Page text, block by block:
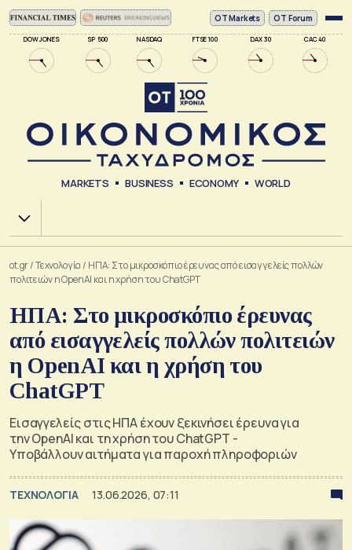
DOW JONES SP 500 NASDAQ FTSE 100 DAX 30 CAC 40
ΟΤ Markets OT Forum
MARKETS BUSINESS ECONOMY WORLD
Χ.Α.
ot.gr/Τεχνολογία / ΗΠΑ: Στο μικροσκόπιο έρευνας από εισαγγελείς πολλών
πολιτειών η OpenAI και η χρήση του ChatGPT
ΗΠΑ: Στο μικροσκόπιο έρευνας
από εισαγγελείς πολλών πολιτειών
η OpenAI και η χρήση του
ChatGPT
Εισαγγελείς στις ΗΠΑ έχουν ξεκινήσει έρευνα για
την OpenAI και τη χρήση του ChatGPT -
Υποβάλλουν αιτήματα για παροχή πληροφοριών
ΤΕΧΝΟΛΟΓΙΑ 13.06.2026, 07:11